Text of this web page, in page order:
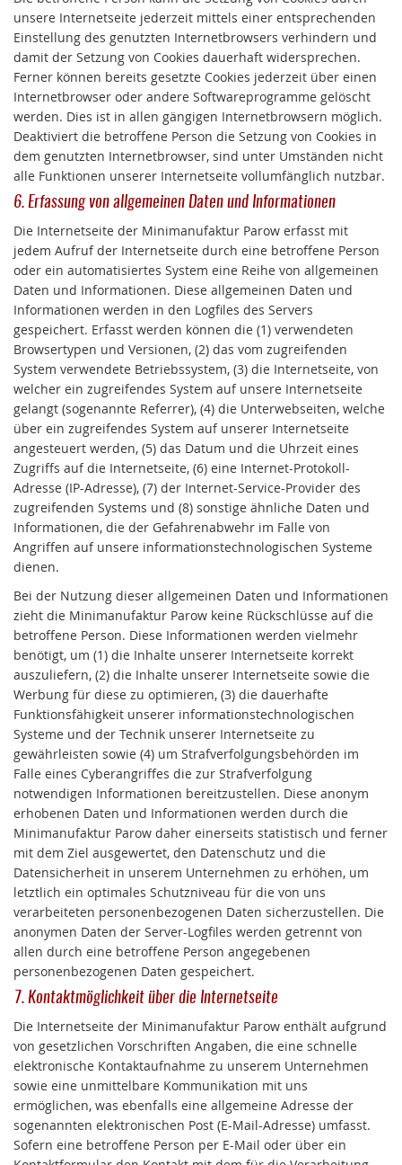
unsere Internetseite jederzeit mittels einer entsprechenden
Einstellung des genutzten Internetbrowsers verhindern und
damit der Setzung von Cookies dauerhaft widersprechen.
Ferner können bereits gesetzte Cookies jederzeit über einen
Internetbrowser oder andere Softwareprogramme gelöscht
werden. Dies ist in allen gängigen Internetbrowsern möglich.
Deaktiviert die betroffene Person die Setzung von Cookies in
dem genutzten Internetbrowser, sind unter Umständen nicht
alle Funktionen unserer Internetseite vollumfänglich nutzbar.
6. Erfassung von allgemeinen Daten und Informationen
Die Internetseite der Minimanufaktur Parow erfasst mit
jedem Aufruf der Internetseite durch eine betroffene Person
oder ein automatisiertes System eine Reihe von allgemeinen
Daten und Informationen. Diese allgemeinen Daten und
Informationen werden in den Logfiles des Servers
gespeichert. Erfasst werden können die (1) verwendeten
Browsertypen und Versionen, (2) das vom zugreifenden
System verwendete Betriebssystem, (3) die Internetseite, von
welcher ein zugreifendes System auf unsere Internetseite
gelangt (sogenannte Referrer), (4) die Unterwebseiten, welche
über ein zugreifendes System auf unserer Internetseite
angesteuert werden, (5) das Datum und die Uhrzeit eines
Zugriffs auf die Internetseite, (6) eine Internet-Protokoll-
Adresse (IP-Adresse), (7) der Internet-Service-Provider des
zugreifenden Systems und (8) sonstige ähnliche Daten und
Informationen, die der Gefahrenabwehr im Falle von
Angriffen auf unsere informationstechnologischen Systeme
dienen.
Bei der Nutzung dieser allgemeinen Daten und Informationen
zieht die Minimanufaktur Parow keine Rückschlüsse auf die
betroffene Person. Diese Informationen werden vielmehr
benötigt, um (1) die Inhalte unserer Internetseite korrekt
auszuliefern, (2) die Inhalte unserer Internetseite sowie die
Werbung für diese zu optimieren, (3) die dauerhafte
Funktionsfähigkeit unserer informationstechnologischen
Systeme und der Technik unserer Internetseite zu
gewährleisten sowie (4) um Strafverfolgungsbehörden im
Falle eines Cyberangriffes die zur Strafverfolgung
notwendigen Informationen bereitzustellen. Diese anonym
erhobenen Daten und Informationen werden durch die
Minimanufaktur Parow daher einerseits statistisch und ferner
mit dem Ziel ausgewertet, den Datenschutz und die
Datensicherheit in unserem Unternehmen zu erhöhen, um
letztlich ein optimales Schutzniveau für die von uns
verarbeiteten personenbezogenen Daten sicherzustellen. Die
anonymen Daten der Server-Logfiles werden getrennt von
allen durch eine betroffene Person angegebenen
personenbezogenen Daten gespeichert.
7. Kontaktmöglichkeit über die Internetseite
Die Internetseite der Minimanufaktur Parow enthält aufgrund
von gesetzlichen Vorschriften Angaben, die eine schnelle
elektronische Kontaktaufnahme zu unserem Unternehmen
sowie eine unmittelbare Kommunikation mit uns
ermöglichen, was ebenfalls eine allgemeine Adresse der
sogenannten elektronischen Post (E-Mail-Adresse) umfasst.
Sofern eine betroffene Person per E-Mail oder über ein